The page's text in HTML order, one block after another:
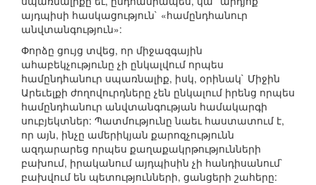
այդպիսի հասկացություն` «համընդհանուր
անվտանգություն»:
Փորձը ցույց տվեց, որ միջազգային
ահաբեկչությունը չի ընկալվում որպես
համընդհանուր սպառնալիք, իսկ, օրինակ` Միջին
Արեւելքի ժողովուրդները չեն ընկալում իրենց որպես
համընդհանուր անվտանգության համակարգի
սուբյեկտներ: Պատմությունը նաեւ հաստատում է,
որ այն, ինչը ամերիկյան քարոզչությունն
ազդարարեց որպես քաղաքակրթությունների
բախում, իրականում այդպիսին չի հանդիսանում`
բախվում են պետությունների, ցանցերի շահերը: